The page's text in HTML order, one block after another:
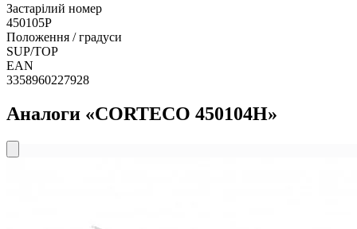
Застарілий номер
450105P
Положення / градуси
SUP/TOP
EAN
3358960227928
Аналоги «CORTECO 450104H»